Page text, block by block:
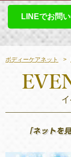
LINEでお問
ボディーケアネット